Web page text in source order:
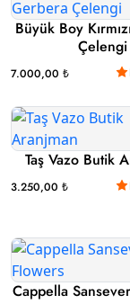
Büyük Boy
Çelengi
7.000,00 ₺
Taş Vazo Butik
3.250,00 ₺
Cappella